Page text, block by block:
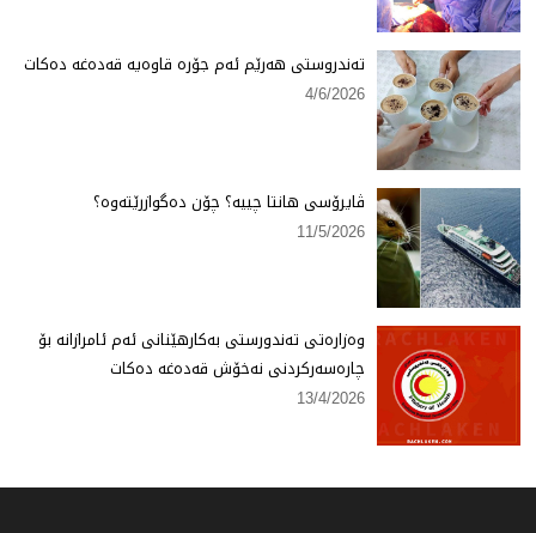
تەندروستی هەرێم ئەم جۆرە قاوەیە قەدەغە دەكات
4/6/2026
ڤایرۆسی هانتا چییە؟ چۆن دەگوازرێتەوە؟
11/5/2026
وەزارەتی تەندورستی بەكارهێنانی ئەم ئامرازانە بۆ
چارەسەركردنی نەخۆش قەدەغە دەكات
13/4/2026